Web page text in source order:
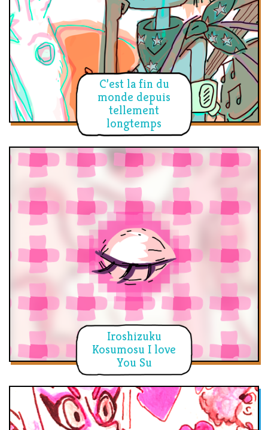
C’est la fin du
monde depuis
tellement
longtemps
Iroshizuku
Kosumosu I love
You Su